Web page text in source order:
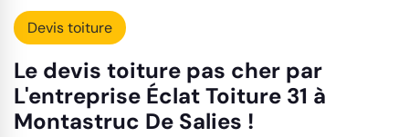
Devis toiture
Le devis toiture pas cher par
L'entreprise Éclat Toiture 31 à
Montastruc De Salies !